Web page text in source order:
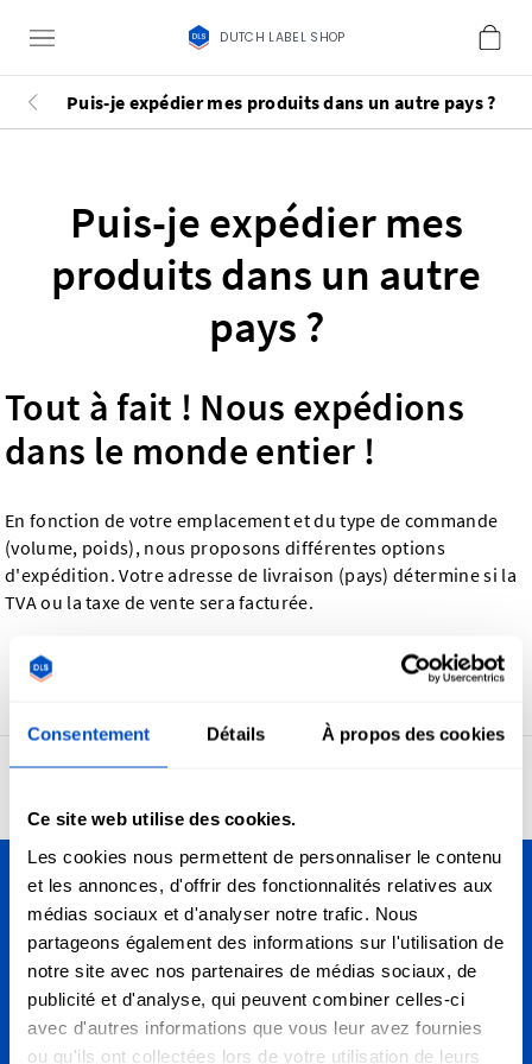
Consentement Détails À propos des cookies
Ce site web utilise des cookies.
Les cookies nous permettent de personnaliser le contenu
et les annonces, d'offrir des fonctionnalités relatives aux
médias sociaux et d'analyser notre trafic. Nous
partageons également des informations sur l'utilisation de
notre site avec nos partenaires de médias sociaux, de
publicité et d'analyse, qui peuvent combiner celles-ci
avec d'autres informations que vous leur avez fournies
ou qu'ils ont collectées lors de votre utilisation de leurs
DUTCH LABEL SHOP
Puis-je expédier mes produits dans un autre pays ?
Puis-je expédier mes
produits dans un autre
pays ?
Tout à fait ! Nous expédions
dans le monde entier !
En fonction de votre emplacement et du type de commande
(volume, poids), nous proposons différentes options
d'expédition. Votre adresse de livraison (pays) détermine si la
TVA ou la taxe de vente sera facturée.
Précédent
Personnalisez vos créations
Nous livrons partout en France, de Marseille à Paris, en
passant par Nantes, Strasbourg et Bordeaux et partout
ailleurs, y compris dans le monde entier!